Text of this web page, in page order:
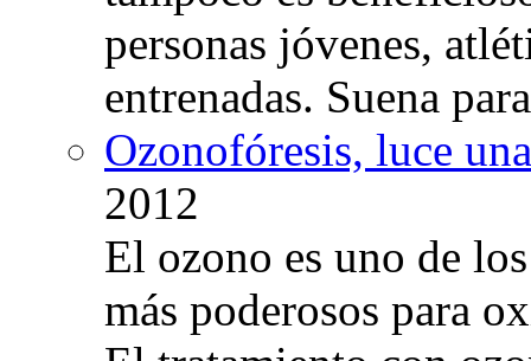
personas jóvenes,
entrenadas. Suena
Ozonofóresis, luce
2012
El ozono es uno de
más poderosos para